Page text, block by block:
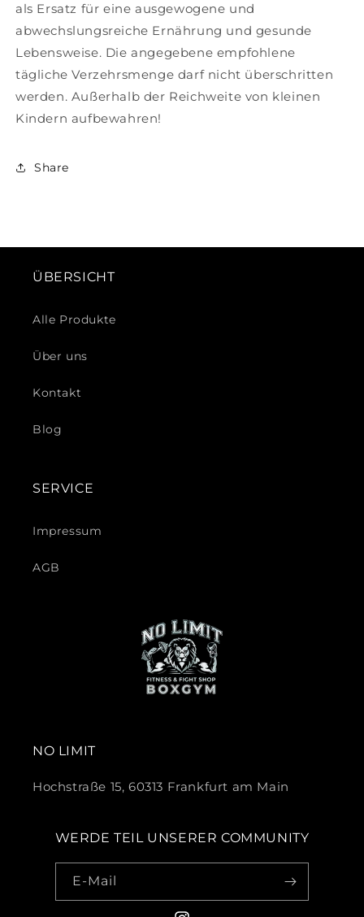
als Ersatz für eine ausgewogene und
abwechslungsreiche Ernährung und gesunde
Lebensweise. Die angegebene empfohlene
tägliche Verzehrsmenge darf nicht überschritten
werden. Außerhalb der Reichweite von kleinen
Kindern aufbewahren!
Share
ÜBERSICHT
Alle Produkte
Über uns
Kontakt
Blog
SERVICE
Impressum
AGB
NO LIMIT
Hochstraße 15, 60313 Frankfurt am Main
WERDE TEIL UNSERER COMMUNITY
E-Mail